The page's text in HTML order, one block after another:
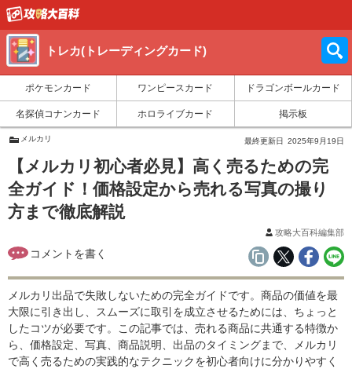
トレカ(トレーディングカード)
ポケモンカード ワンピースカード ドラゴンボールカード
名探偵コナンカード ホロライブカード 掲示板
メルカリ 最終更新日 2025年9月19日
【メルカリ初心者必見】高く売るための完
全ガイド！価格設定から売れる写真の撮り
方まで徹底解説
攻略大百科編集部
メルカリ出品で失敗しないための完全ガイドです。商品の価値を最
大限に引き出し、スムーズに取引を成立させるためには、ちょっと
したコツが必要です。この記事では、売れる商品に共通する特徴か
ら、価格設定、写真、商品説明、出品のタイミングまで、メルカリ
で高く売るための実践的なテクニックを初心者向けに分かりやすく